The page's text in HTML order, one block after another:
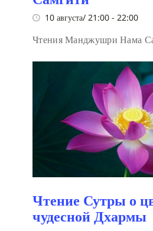
10 августа/ 21:00 - 22:00
Чтения Манджушри Нама
Чтение Сутры о
чудесной Дхармы